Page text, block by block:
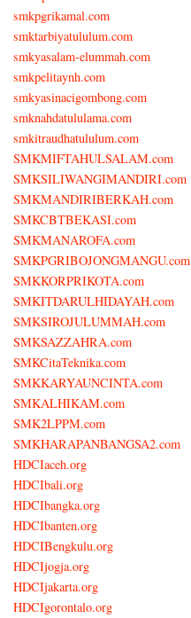
smkpgrikamal.com
smktarbiyatululum.com
smkyasalam-elummah.com
smkpelitaynh.com
smkyasinacigombong.com
smknahdatululama.com
smkitraudhatululum.com
SMKMIFTAHULSALAM.com
SMKSILIWANGIMANDIRI.com
SMKMANDIRIBERKAH.com
SMKCBTBEKASI.com
SMKMANAROFA.com
SMKPGRIBOJONGMANGU.com
SMKKORPRIKOTA.com
SMKITDARULHIDAYAH.com
SMKSIROJULUMMAH.com
SMKSAZZAHRA.com
SMKCitaTeknika.com
SMKKARYAUNCINTA.com
SMKALHIKAM.com
SMK2LPPM.com
SMKHARAPANBANGSA2.com
HDCIaceh.org
HDCIbali.org
HDCIbangka.org
HDCIbanten.org
HDCIBengkulu.org
HDCIjogja.org
HDCIjakarta.org
HDCIgorontalo.org